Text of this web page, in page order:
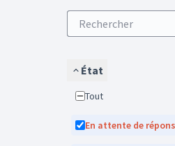
État
Tout
En attente de